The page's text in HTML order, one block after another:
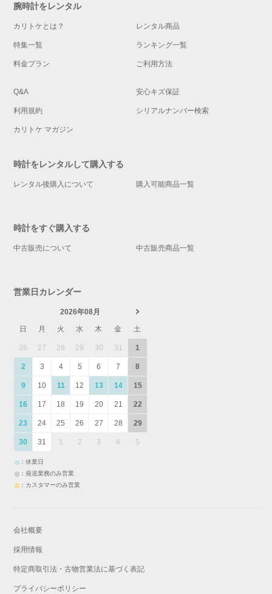
腕時計をレンタル
カリトケとは？ レンタル商品
特集一覧 ランキング一覧
料金プラン ご利用方法
Q&A 安心キズ保証
利用規約 シリアルナンバー検索
カリトケ マガジン
時計をレンタルして購入する
レンタル後購入について 購入可能商品一覧
時計をすぐ購入する
中古販売について 中古販売商品一覧
営業日カレンダー
2026年08月
日
月 火 水 木 金 土
26 27 28 29 30 31 1
2 3 4 5 6 7 8
9 10 11 12 13 14 15
16 17 18 19 20 21 22
23 24 25 26 27 28 29
30 31 1 2 3 4 5
：休業日
：発送業務のみ営業
：カスタマーのみ営業
会社概要
採用情報
特定商取引法・古物営業法に基づく表記
プライバシーポリシー